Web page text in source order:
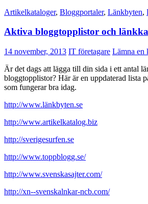
Artikelkataloger, Bloggportaler, Länkbyten,
Aktiva bloggtopplistor och
14 november, 2013 IT företagare Lämna en
Är det dags att lägga till din sida i ett antal
bloggtopplistor? Här är en uppdaterad lista
som fungerar bra idag.
http://www.länkbyten.se
http://www.artikelkatalog.biz
http://sverigesurfen.se
http://www.toppblogg.se/
http://www.svenskasajter.com/
http://xn--svenskalnkar-ncb.com/